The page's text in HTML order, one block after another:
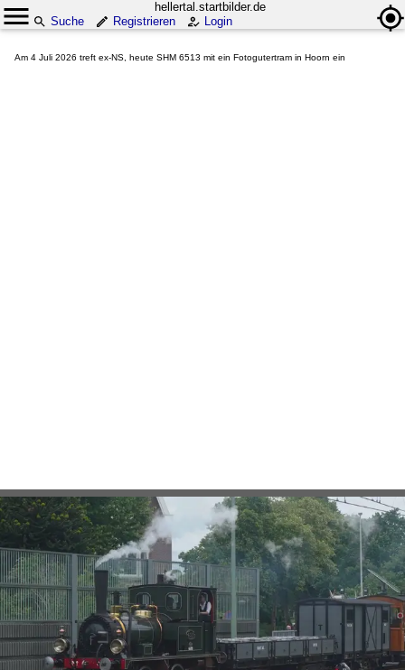
hellertal.startbilder.de
Suche
Registrieren Login
Am 4 Juli 2026 treft ex-NS, heute SHM 6513 mit ein Fotogutertram in Hoorn ein